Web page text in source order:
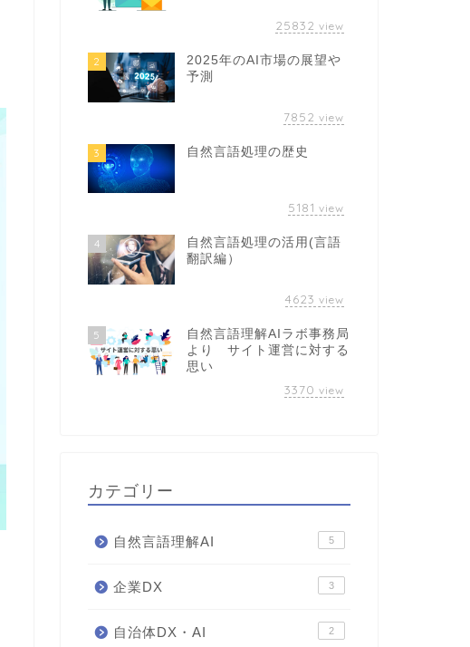
25832 view
2
2025年のAI市場の展望や
予測
7852 view
3 自然言語処理の歴史
5181 view
4
自然言語処理の活用(言語
翻訳編）
4623 view
5
自然言語理解AIラボ事務局
より サイト運営に対する
思い
3370 view
カテゴリー
自然言語理解AI 5
企業DX 3
自治体DX・AI 2